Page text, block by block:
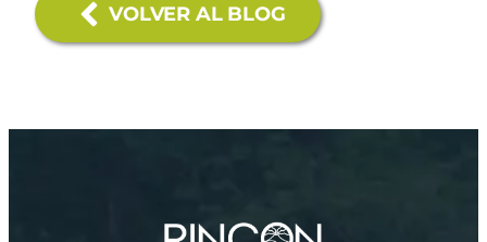
VOLVER AL BLOG